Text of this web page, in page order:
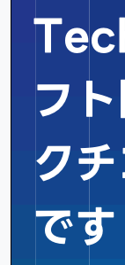
フ
ク
です